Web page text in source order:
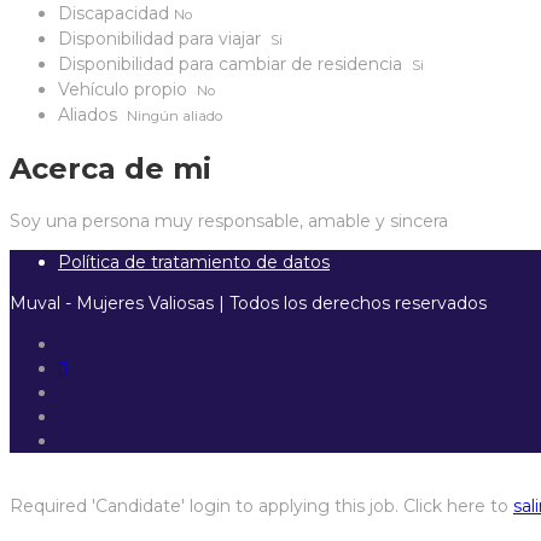
Discapacidad No
Disponibilidad para viajar Si
Disponibilidad para cambiar de residencia Si
Vehículo propio No
Aliados Ningún aliado
Acerca de mi
Soy una persona muy responsable, amable y sincera
Política de tratamiento de datos
Muval - Mujeres Valiosas | Todos los derechos reservados
Required 'Candidate' login to applying this job. Click here to